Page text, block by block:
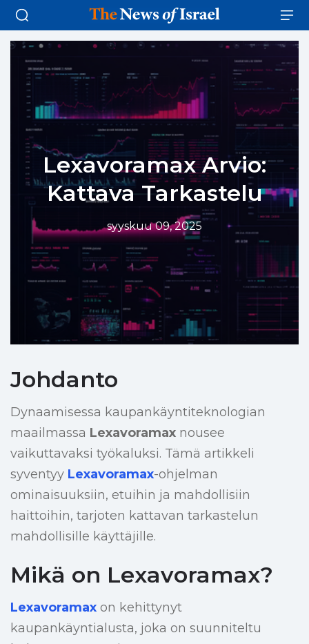
Lexavoramax Arvio:
Kattava Tarkastelu
syyskuu 09, 2025
Johdanto
Dynaamisessa kaupankäyntiteknologian
maailmassa Lexavoramax nousee
vaikuttavaksi työkaluksi. Tämä artikkeli
syventyy Lexavoramax-ohjelman
ominaisuuksiin, etuihin ja mahdollisiin
haittoihin, tarjoten kattavan tarkastelun
mahdollisille käyttäjille.
Mikä on Lexavoramax?
Lexavoramax on kehittynyt
kaupankäyntialusta, joka on suunniteltu